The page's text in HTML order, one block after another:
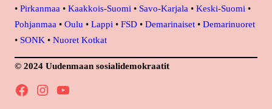
• Pirkanmaa • Kaakkois-Suomi • Savo-Karjala • Keski-Suomi •
Pohjanmaa • Oulu • Lappi • FSD • Demarinaiset • Demarinuoret
• SONK • Nuoret Kotkat
© 2024 Uudenmaan sosialidemokraatit
Facebook Instagram YouTube